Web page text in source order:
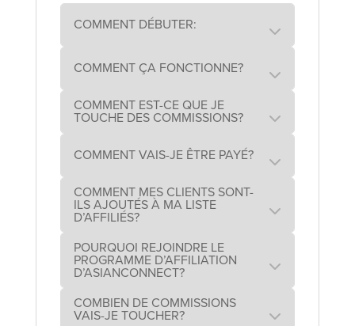
COMMENT DÉBUTER:
COMMENT ÇA FONCTIONNE?
COMMENT EST-CE QUE JE
TOUCHE DES COMMISSIONS?
COMMENT VAIS-JE ÊTRE PAYÉ?
COMMENT MES CLIENTS SONT-
ILS AJOUTÉS À MA LISTE
D’AFFILIÉS?
POURQUOI REJOINDRE LE
PROGRAMME D’AFFILIATION
D’ASIANCONNECT?
COMBIEN DE COMMISSIONS
VAIS-JE TOUCHER?